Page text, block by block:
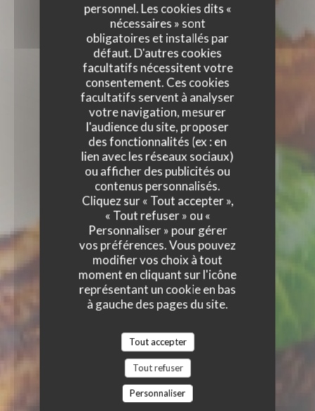
personnel. Les cookies dits «
nécessaires » sont
obligatoires et installés par
défaut. D'autres cookies
facultatifs nécessitent votre
consentement. Ces cookies
facultatifs servent à analyser
votre navigation, mesurer
l'audience du site, proposer
des fonctionnalités (ex : en
lien avec les réseaux sociaux)
ou afficher des publicités ou
contenus personnalisés.
Cliquez sur « Tout accepter »,
« Tout refuser » ou «
Personnaliser » pour gérer
vos préférences. Vous pouvez
modifier vos choix à tout
moment en cliquant sur l'icône
représentant un cookie en bas
à gauche des pages du site.
Tout accepter
Tout refuser
Personnaliser